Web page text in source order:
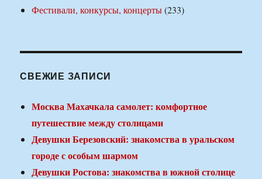
Фестивали, конкурсы, концерты(233)
СВЕЖИЕ ЗАПИСИ
Москва Махачкала самолет: комфортное
путешествие между столицами
Девушки Березовский: знакомства в уральском
городе с особым шармом
Девушки Ростова: знакомства в южной столице